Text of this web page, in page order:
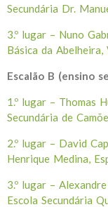
Secundária Dr.
3.º lugar – Nuno
Básica da
Escalão B (ensino
1.º lugar – Thomas
Secundária de
2.º lugar – David
Henrique Medina,
3.º lugar –
Escola Secundária